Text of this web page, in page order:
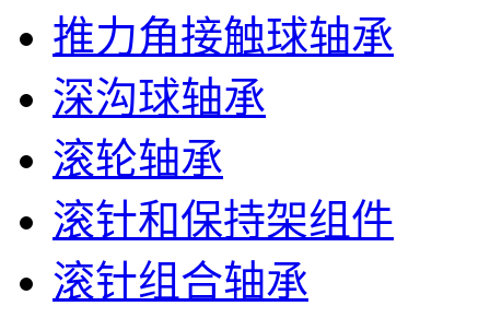
推力角接触球轴承
深沟球轴承
滚轮轴承
滚针和保持架组件
滚针组合轴承